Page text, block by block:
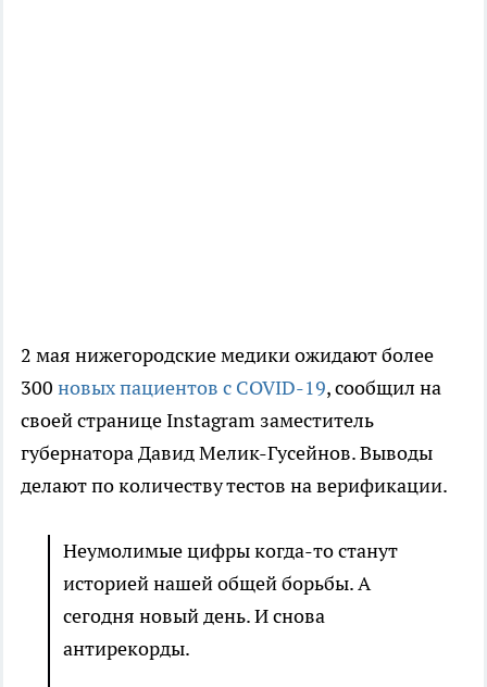
2 мая нижегородские медики ожидают более
300 новых пациентов с COVID-19, сообщил на
своей странице Instagram заместитель
губернатора Давид Мелик-Гусейнов. Выводы
делают по количеству тестов на верификации.
Неумолимые цифры когда-то станут
историей нашей общей борьбы. А
сегодня новый день. И снова
антирекорды.